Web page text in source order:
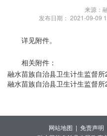
来源：
发布日期： 2021-09-09
详见附件。
相关附件：
融水苗族自治县卫生计生监督
融水苗族自治县卫生计生监督
网站地图 | 免责声明